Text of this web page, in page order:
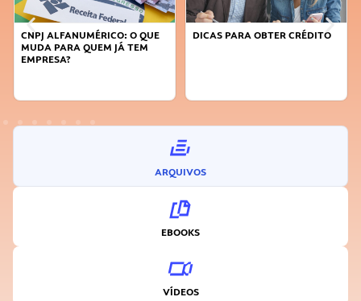
O QUE
QUEM JÁ TEM
DICAS PARA OBTER CRÉDITO
FAÇA A
ARQUIVOS
EBOOKS
VÍDEOS